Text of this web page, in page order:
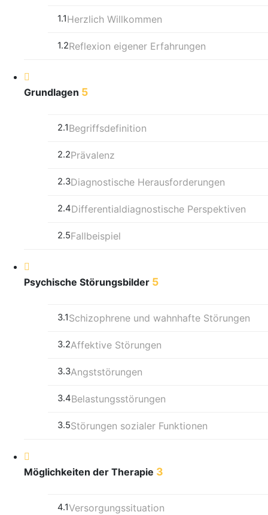
1.1Herzlich Willkommen
1.2Reflexion eigener Erfahrungen
Grundlagen 5
2.1Begriffsdefinition
2.2Prävalenz
2.3Diagnostische Herausforderungen
2.4Differentialdiagnostische Perspektiven
2.5Fallbeispiel
Psychische Störungsbilder 5
3.1Schizophrene und wahnhafte Störungen
3.2Affektive Störungen
3.3Angststörungen
3.4Belastungsstörungen
3.5Störungen sozialer Funktionen
Möglichkeiten der Therapie 3
4.1Versorgungssituation